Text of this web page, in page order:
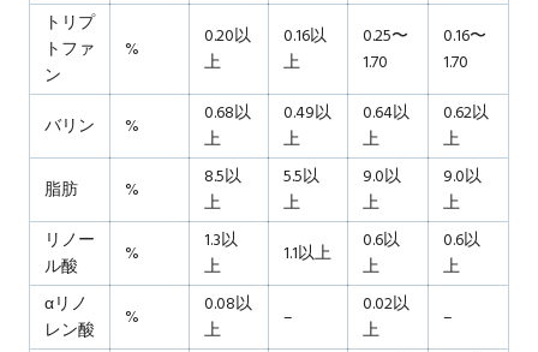
トリプ
トファ
ン
%
0.20以
上
0.16以
上
0.25〜
1.70
0.16〜
1.70
バリン %
0.68以
上
0.49以
上
0.64以
上
0.62以
上
脂肪
%
8.5以
上
5.5以
上
9.0以
上
9.0以
上
リノー
ル酸
%
1.3以
上
1.1以上
0.6以
上
0.6以
上
αリノ
レン酸
%
0.08以
上
–
0.02以
上
–